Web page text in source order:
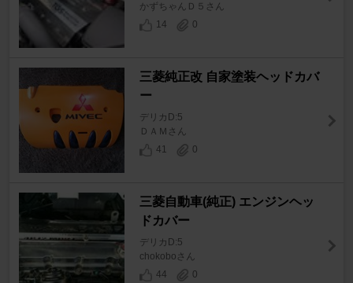
かずちゃんＤ５さん
14
0
三菱純正改 自家塗装ヘッドカバ
ー
デリカD:5
ＤＡＭさん
41
0
三菱自動車(純正) エンジンヘッ
ドカバー
デリカD:5
chokoboさん
44
0